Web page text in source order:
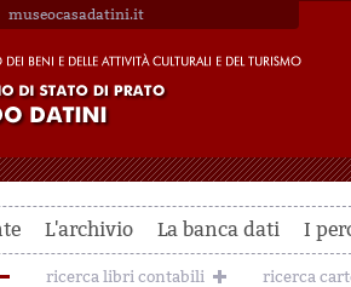
museocasadatini.it
L'archivio La banca dati I
ricerca libri contabili ricerca